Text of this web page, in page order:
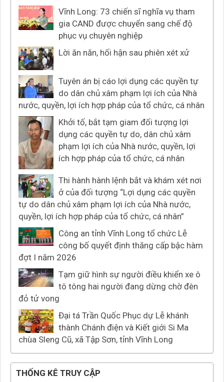
Vĩnh Long: 73 chiến sĩ nghĩa vụ tham
gia CAND được chuyển sang chế độ
phục vụ chuyên nghiệp
Lời ăn năn, hối hận sau phiên xét xử
Tuyên án bị cáo lợi dụng các quyền tự
do dân chủ xâm phạm lợi ích của Nhà
nước, quyền, lợi ích hợp pháp của tổ chức, cá nhân
Khởi tố, bắt tạm giam đối tượng lợi
dụng các quyền tự do, dân chủ xâm
phạm lợi ích của Nhà nước, quyền, lợi
ích hợp pháp của tổ chức, cá nhân
Thi hành hành lệnh bắt và khám xét nơi
ở của đối tượng “Lợi dụng các quyền
tự do dân chủ xâm phạm lợi ích của Nhà nước,
quyền, lợi ích hợp pháp của tổ chức, cá nhân”
Công an tỉnh Vĩnh Long tổ chức Lễ
công bố quyết định thăng cấp bậc hàm
đợt I năm 2026
Tạm giữ hình sự người điều khiển xe ô
tô tông hai người đang dừng chờ đèn
đỏ tử vong
Đại tá Trần Quốc Phục dự Lễ khánh
thành Chánh điện và Kiết giới Si Ma
chùa Sleng Cũ, xã Tập Sơn, tỉnh Vĩnh Long
THỐNG KÊ TRUY CẬP